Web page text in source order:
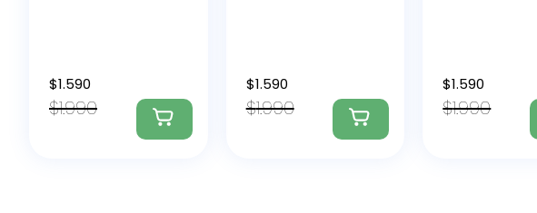
$1.990
$1.590
$1.990
$1.590
$1.990
$1.590